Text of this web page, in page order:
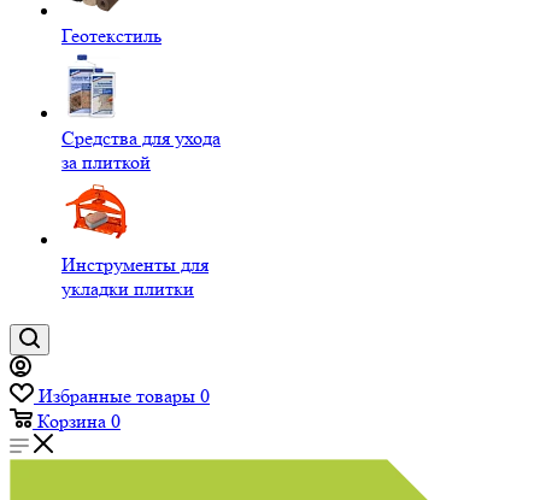
Геотекстиль
Средства для ухода
за плиткой
Инструменты для
укладки плитки
Избранные товары 0
Корзина 0